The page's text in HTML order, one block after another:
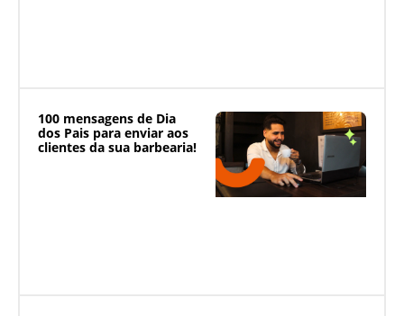
100 mensagens de Dia
dos Pais para enviar aos
clientes da sua barbearia!